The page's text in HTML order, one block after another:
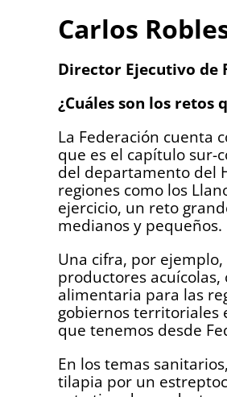
Carlos
Director Ejecutivo de
¿Cuáles son los retos
La Federación cuenta
que es el capítulo
del departamento del
regiones como los
ejercicio, un reto
medianos y pequeños.
Una cifra, por
productores
alimentaria para las
gobiernos territoriales
que tenemos desde
En los temas
tilapia por un